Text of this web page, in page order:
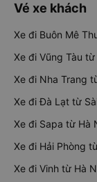
Vé xe khách
Xe đi Buôn Mê
Xe đi Vũng Tàu từ
Xe đi Nha Trang
Xe đi Đà Lạt từ
Xe đi Sapa từ Hà
Xe đi Hải Phòng
Xe đi Vinh từ Hà